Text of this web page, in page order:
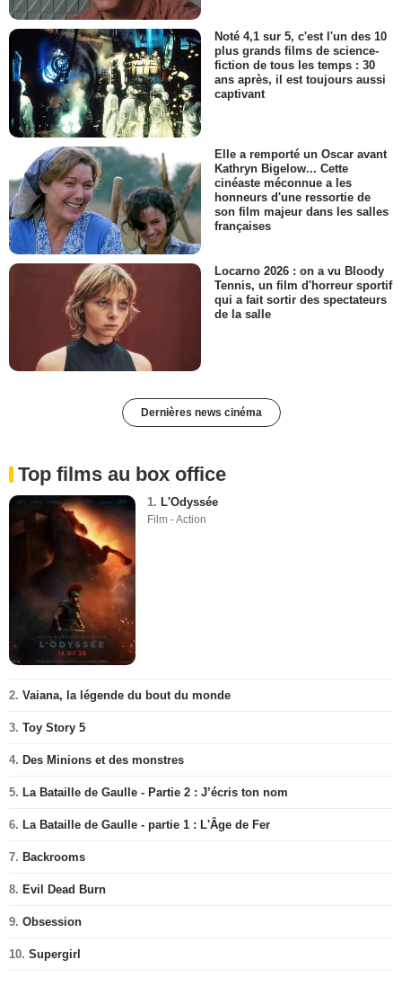
Noté 4,1 sur 5, c'est l'un des 10
plus grands films de science-
fiction de tous les temps : 30
ans après, il est toujours aussi
captivant
Elle a remporté un Oscar avant
Kathryn Bigelow... Cette
cinéaste méconnue a les
honneurs d'une ressortie de
son film majeur dans les salles
françaises
Locarno 2026 : on a vu Bloody
Tennis, un film d'horreur sportif
qui a fait sortir des spectateurs
de la salle
Dernières news cinéma
Top films au box office
1. L'Odyssée
Film - Action
2. Vaiana, la légende du bout du monde
3. Toy Story 5
4. Des Minions et des monstres
5. La Bataille de Gaulle - Partie 2 : J’écris ton nom
6. La Bataille de Gaulle - partie 1 : L'Âge de Fer
7. Backrooms
8. Evil Dead Burn
9. Obsession
10. Supergirl